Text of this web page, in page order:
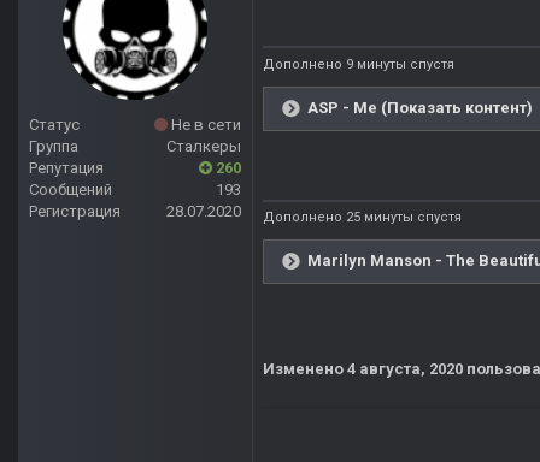
Статус
Не в сети
Группа
Сталкеры
Репутация
260
Сообщений
193
Регистрация
28.07.2020
Дополнено 9 минуты спустя
ASP - Me (Показать контент)
Дополнено 25 минуты спустя
Marilyn Manson - The
Изменено 4 августа, 2020